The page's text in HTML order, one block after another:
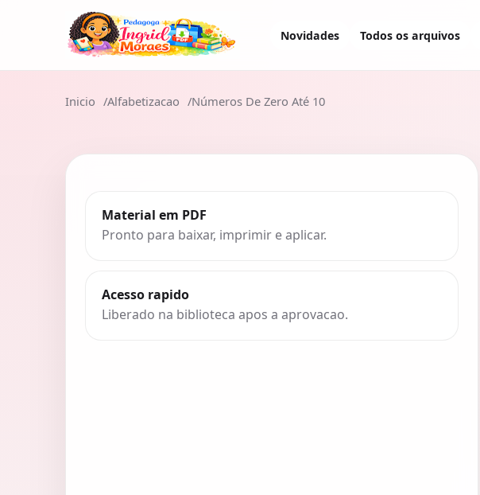
Novidades Todos os arquivos
Inicio Alfabetizacao Números De Zero Até 10
Material em PDF
Pronto para baixar, imprimir e aplicar.
Acesso rapido
Liberado na biblioteca apos a aprovacao.